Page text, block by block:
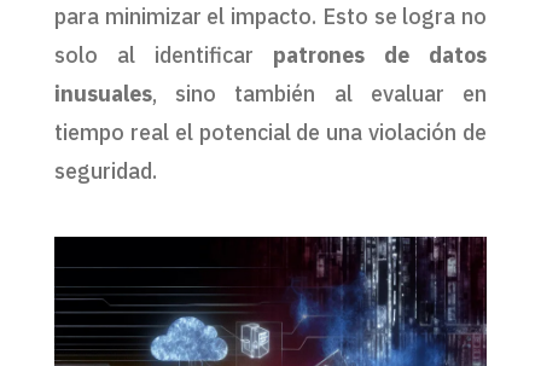
para minimizar el impacto. Esto se logra no
solo al identificar patrones de datos
inusuales, sino también al evaluar en
tiempo real el potencial de una violación de
seguridad.